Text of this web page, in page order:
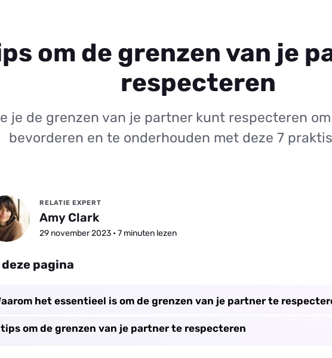
om de grenzen van je
respecteren
je de grenzen van je partner kunt respecteren
bevorderen en te onderhouden met deze 7
RELATIE EXPERT
Amy Clark
29 november 2023 • 7 minuten lezen
deze pagina
het essentieel is om de grenzen van je partner te
tips om de grenzen van je partner te respecteren